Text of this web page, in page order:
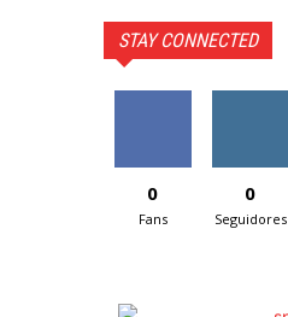
STAY CONNECTED
0
Fans
0
Seguidores